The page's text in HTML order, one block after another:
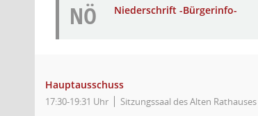
NÖ Niederschrift -Bürgerinfo-
Hauptausschuss
17:30-19:31 Uhr Sitzungssaal des Alten